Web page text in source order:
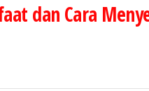
dan Cara